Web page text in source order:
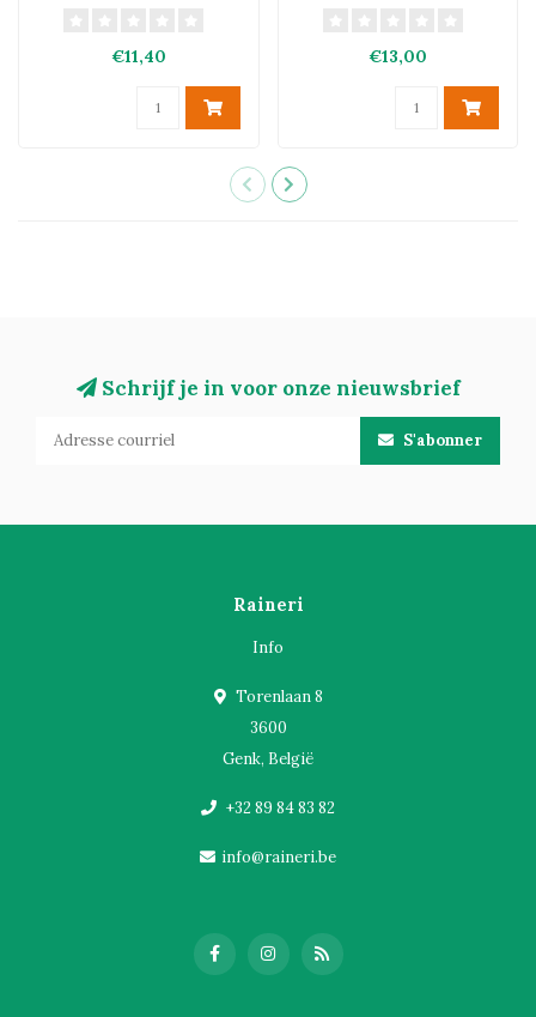
€11,40 €13,00
Schrijf je in voor onze nieuwsbrief
S'abonner
Raineri
Info
Torenlaan 8
3600
Genk, België
+32 89 84 83 82
info@raineri.be